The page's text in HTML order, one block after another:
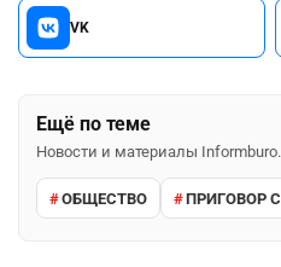
VK
Ещё по теме
Новости и материалы
ОБЩЕСТВО ПРИГОВОР